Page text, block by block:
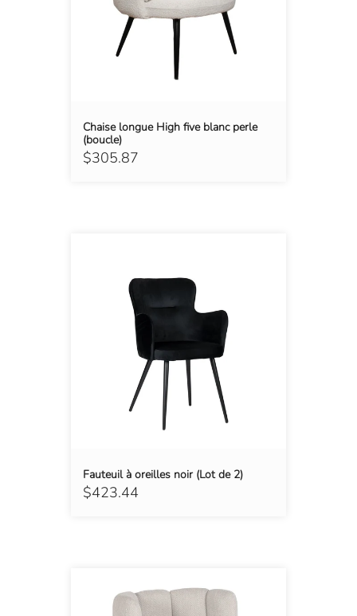
$305.87
Chaise longue High five blanc perle
(boucle)
$423.44
Fauteuil à oreilles noir (Lot de 2)